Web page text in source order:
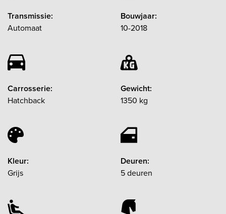
Transmissie:
Automaat
Bouwjaar:
10-2018
Carrosserie:
Hatchback
Gewicht:
1350 kg
Kleur:
Grijs
Deuren:
5 deuren